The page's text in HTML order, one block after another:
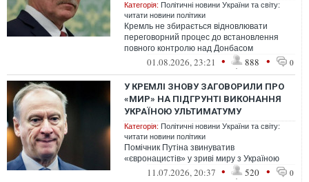
Категорія: Політичні новини України та світу:
читати новини політики
Кремль не збирається відновлювати
переговорний процес до встановлення
повного контролю над Донбасом
01.08.2026, 23:21 • 888 • 0
У КРЕМЛІ ЗНОВУ ЗАГОВОРИЛИ ПРО
«МИР» НА ПІДГРУНТІ ВИКОНАННЯ
УКРАЇНОЮ УЛЬТИМАТУМУ
Категорія: Політичні новини України та світу:
читати новини політики
Помічник Путіна звинуватив
«євронацистів» у зриві миру з Україною
11.07.2026, 20:37 • 520 • 0